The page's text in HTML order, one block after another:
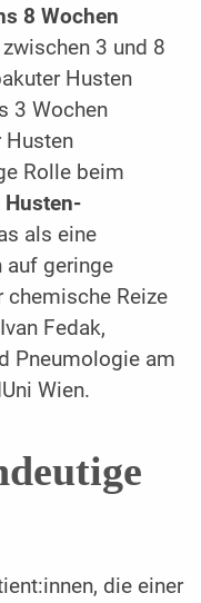
8 Wochen
3 und 8
Husten
3 Wochen
Husten
Rolle beim
Husten-
als eine
auf geringe
chemische Reize
Fedak,
Pneumologie am
Wien.
die einer